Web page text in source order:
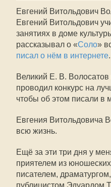
Евгений Витольдович
Евгений Витольдович
занятиях в доме
рассказывал о «Соло»
писал о нём в интернете.
Великий Е. В.
проводил конкурс на
чтобы об этом писали в
Евгения Витольдовича
всю жизнь.
Ещё за эти три дня у
приятелем из
писателем,
публицистом Эдуардом